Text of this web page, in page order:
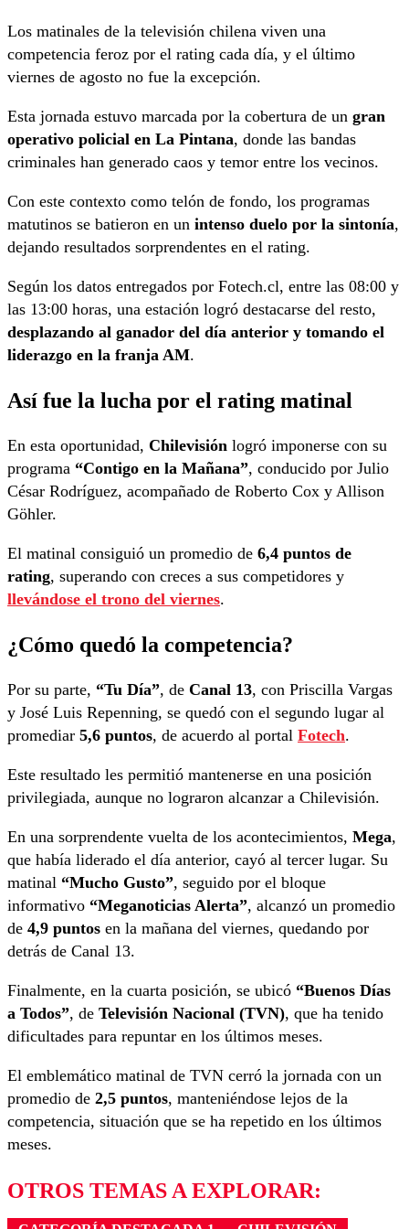
Los matinales de la televisión chilena viven una
competencia feroz por el rating cada día, y el último
viernes de agosto no fue la excepción.
Esta jornada estuvo marcada por la cobertura de un gran
operativo policial en La Pintana, donde las bandas
criminales han generado caos y temor entre los vecinos.
Con este contexto como telón de fondo, los programas
matutinos se batieron en un intenso duelo por la sintonía,
dejando resultados sorprendentes en el rating.
Según los datos entregados por Fotech.cl, entre las 08:00 y
las 13:00 horas, una estación logró destacarse del resto,
desplazando al ganador del día anterior y tomando el
liderazgo en la franja AM.
Así fue la lucha por el rating matinal
En esta oportunidad, Chilevisión logró imponerse con su
programa “Contigo en la Mañana”, conducido por Julio
César Rodríguez, acompañado de Roberto Cox y Allison
Göhler.
El matinal consiguió un promedio de 6,4 puntos de
rating, superando con creces a sus competidores y
llevándose el trono del viernes.
¿Cómo quedó la competencia?
Por su parte, “Tu Día”, de Canal 13, con Priscilla Vargas
y José Luis Repenning, se quedó con el segundo lugar al
promediar 5,6 puntos, de acuerdo al portal Fotech.
Este resultado les permitió mantenerse en una posición
privilegiada, aunque no lograron alcanzar a Chilevisión.
En una sorprendente vuelta de los acontecimientos, Mega,
que había liderado el día anterior, cayó al tercer lugar. Su
matinal “Mucho Gusto”, seguido por el bloque
informativo “Meganoticias Alerta”, alcanzó un promedio
de 4,9 puntos en la mañana del viernes, quedando por
detrás de Canal 13.
Finalmente, en la cuarta posición, se ubicó “Buenos Días
a Todos”, de Televisión Nacional (TVN), que ha tenido
dificultades para repuntar en los últimos meses.
El emblemático matinal de TVN cerró la jornada con un
promedio de 2,5 puntos, manteniéndose lejos de la
competencia, situación que se ha repetido en los últimos
meses.
OTROS TEMAS A EXPLORAR: